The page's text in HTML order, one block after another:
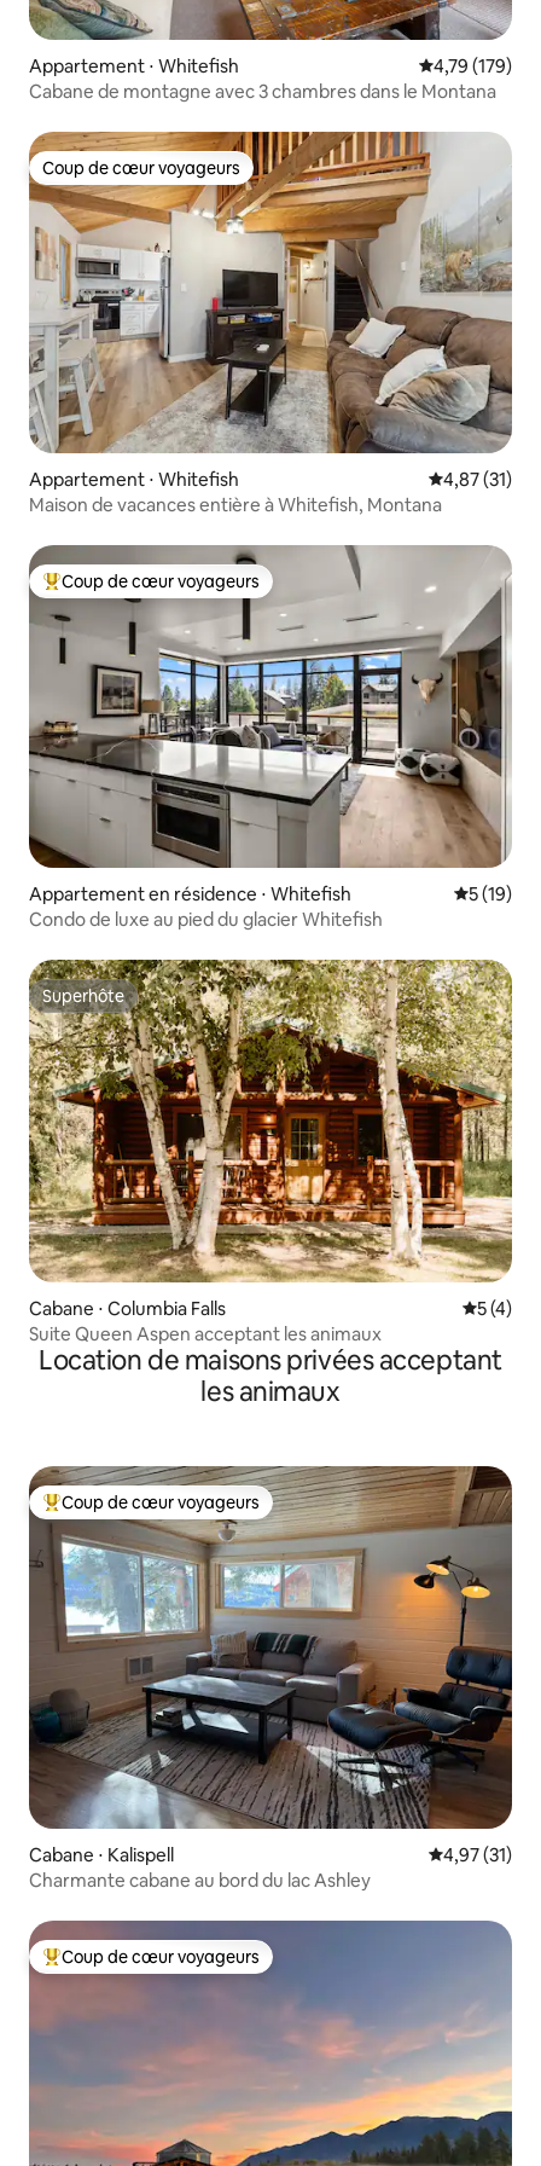
Appartement ⋅ Whitefish Évaluation
4,79 (179)
Cabane de montagne avec 3 chambres dans le Montana
Coup de cœur voyageurs
Coup de cœur voyageurs
Appartement ⋅ Whitefish Évaluation
4,87 (31)
Maison de vacances entière à Whitefish, Montana
Coups de cœur voyageurs les plus appréciés
Coup de cœur voyageurs
Appartement en résidence ⋅ Whitefish
5 (19)
Condo de luxe au pied du glacier Whitefish
Superhôte
Superhôte
Cabane ⋅ Columbia Falls
5 (4)
Suite Queen Aspen acceptant les animaux
Location de maisons privées acceptant
les animaux
Coups de cœur voyageurs les plus appréciés
Coup de cœur voyageurs
Cabane ⋅ Kalispell Évaluation
4,97 (31)
Charmante cabane au bord du lac Ashley
Coups de cœur voyageurs les plus appréciés
Coup de cœur voyageurs